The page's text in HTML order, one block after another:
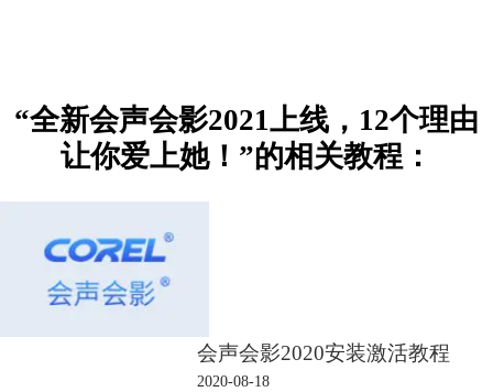
MultiCam 捕捉和编辑
使用会声会影的 MultiCam Capture Lite 捕捉网络摄像头视频并同时录制屏
幕，制作吸引观众眼球并能吸引人气的影片。使用一种简单易用的录制软
件，制作动态视频教程、产品演示、游戏屏幕录制、在线课程等内容。在
录制前，可以通过预览和校准每个影像的颜色和亮度节省编辑时间。采用
画中画效果打造视频素材覆叠效果，一次显示多种角度，还可以在播放视
频的同时轻松切换相机角度，以增加趣味性并吸引观众。从捕获到编辑，
会声会影可以提供所需的全部工具，帮助您创作引人入胜的视频内容。
360 度全景视频编辑
材，为观众提供全新的视角。只需点击几下鼠标，即可轻松修剪视频素
材，添加标题，并将您的 360 度全景视频转换为标准视频。通过直观易
“全新会声会影2021上线，12个理由
让你爱上她！”的相关教程：
会声会影2020安装激活教程
2020-08-18